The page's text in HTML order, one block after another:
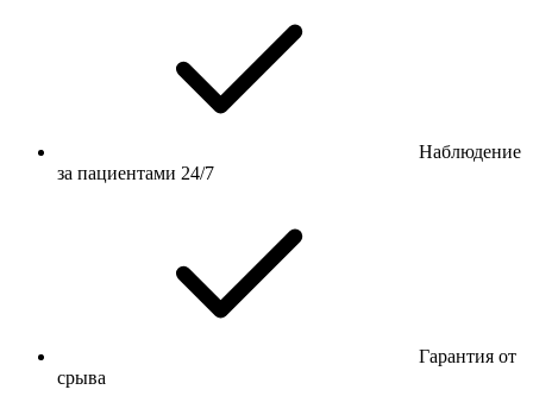
Наблюдение
за пациентами 24/7
Гарантия от
срыва